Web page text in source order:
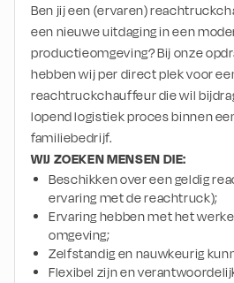
Ben jij een (ervaren)
een nieuwe uitdaging in een
productieomgeving? Bij onze
hebben wij per direct plek voor
reachtruckchauffeur die wil
lopend logistiek proces binnen
familiebedrijf.
WIJ ZOEKEN MENSEN DIE:
Beschikken over een geldig
ervaring met de reachtruck);
Ervaring hebben met het
omgeving;
Zelfstandig en nauwkeurig
Flexibel zijn en